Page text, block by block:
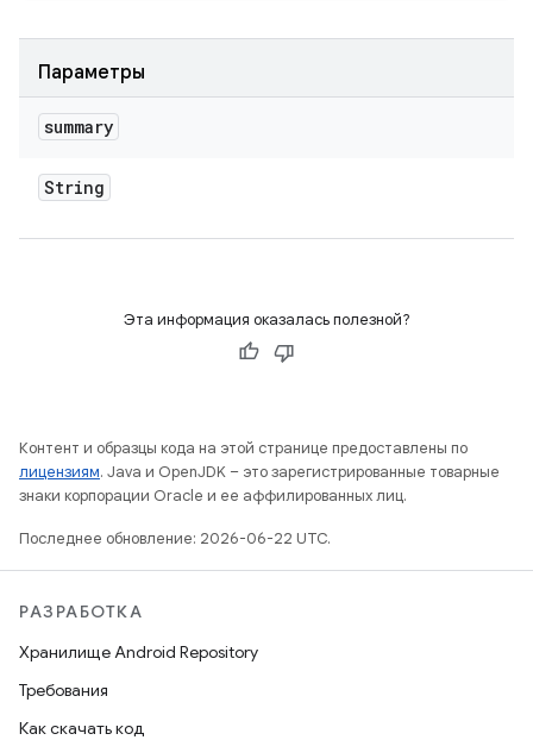
Параметры
summary
String
Эта информация оказалась полезной?
Контент и образцы кода на этой странице предоставлены по
лицензиям. Java и OpenJDK – это зарегистрированные товарные
знаки корпорации Oracle и ее аффилированных лиц.
Последнее обновление: 2026-06-22 UTC.
РАЗРАБОТКА
Хранилище Android Repository
Требования
Как скачать код